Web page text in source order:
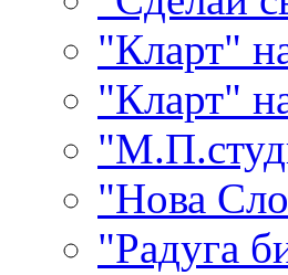
"Кларт"
"Кларт"
"Нова
"Радуга